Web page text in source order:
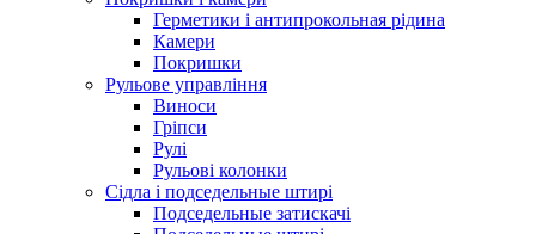
Герметики і антипрокольная рідина
Камери
Покришки
Рульове управління
Виноси
Гріпси
Рулі
Рульові колонки
Сідла і подседельные штирі
Подседельные затискачі